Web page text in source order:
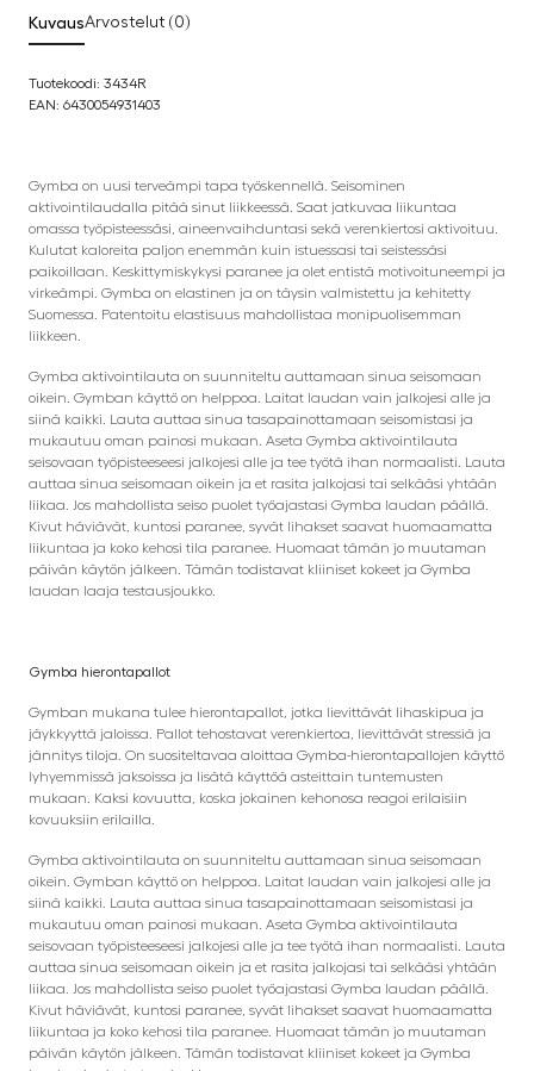
KuvausArvostelut (0)
Tuotekoodi: 3434R
EAN: 6430054931403
Gymba on uusi terveämpi tapa työskennellä. Seisominen
aktivointilaudalla pitää sinut liikkeessä. Saat jatkuvaa liikuntaa
omassa työpisteessäsi, aineenvaihduntasi sekä verenkiertosi aktivoituu.
Kulutat kaloreita paljon enemmän kuin istuessasi tai seistessäsi
paikoillaan. Keskittymiskykysi paranee ja olet entistä motivoituneempi ja
virkeämpi. Gymba on elastinen ja on täysin valmistettu ja kehitetty
Suomessa. Patentoitu elastisuus mahdollistaa monipuolisemman
liikkeen.
Gymba aktivointilauta on suunniteltu auttamaan sinua seisomaan
oikein. Gymban käyttö on helppoa. Laitat laudan vain jalkojesi alle ja
siinä kaikki. Lauta auttaa sinua tasapainottamaan seisomistasi ja
mukautuu oman painosi mukaan. Aseta Gymba aktivointilauta
seisovaan työpisteeseesi jalkojesi alle ja tee työtä ihan normaalisti. Lauta
auttaa sinua seisomaan oikein ja et rasita jalkojasi tai selkääsi yhtään
liikaa. Jos mahdollista seiso puolet työajastasi Gymba laudan päällä.
Kivut häviävät, kuntosi paranee, syvät lihakset saavat huomaamatta
liikuntaa ja koko kehosi tila paranee. Huomaat tämän jo muutaman
päivän käytön jälkeen. Tämän todistavat kliiniset kokeet ja Gymba
laudan laaja testausjoukko.
Gymba hierontapallot
Gymban mukana tulee hierontapallot, jotka lievittävät lihaskipua ja
jäykkyyttä jaloissa. Pallot tehostavat verenkiertoa, lievittävät stressiä ja
jännitys tiloja. On suositeltavaa aloittaa Gymba-hierontapallojen käyttö
lyhyemmissä jaksoissa ja lisätä käyttöä asteittain tuntemusten
mukaan. Kaksi kovuutta, koska jokainen kehonosa reagoi erilaisiin
kovuuksiin erilailla.
Gymba aktivointilauta on suunniteltu auttamaan sinua seisomaan
oikein. Gymban käyttö on helppoa. Laitat laudan vain jalkojesi alle ja
siinä kaikki. Lauta auttaa sinua tasapainottamaan seisomistasi ja
mukautuu oman painosi mukaan. Aseta Gymba aktivointilauta
seisovaan työpisteeseesi jalkojesi alle ja tee työtä ihan normaalisti. Lauta
auttaa sinua seisomaan oikein ja et rasita jalkojasi tai selkääsi yhtään
liikaa. Jos mahdollista seiso puolet työajastasi Gymba laudan päällä.
Kivut häviävät, kuntosi paranee, syvät lihakset saavat huomaamatta
liikuntaa ja koko kehosi tila paranee. Huomaat tämän jo muutaman
päivän käytön jälkeen. Tämän todistavat kliiniset kokeet ja Gymba